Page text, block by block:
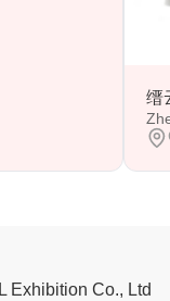
缙
Exhibition Co., Ltd